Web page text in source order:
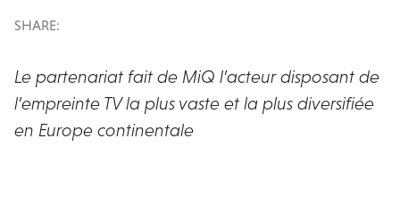
SHARE:
Le partenariat fait de MiQ l’acteur disposant de
l’empreinte TV la plus vaste et la plus diversifiée
en Europe continentale